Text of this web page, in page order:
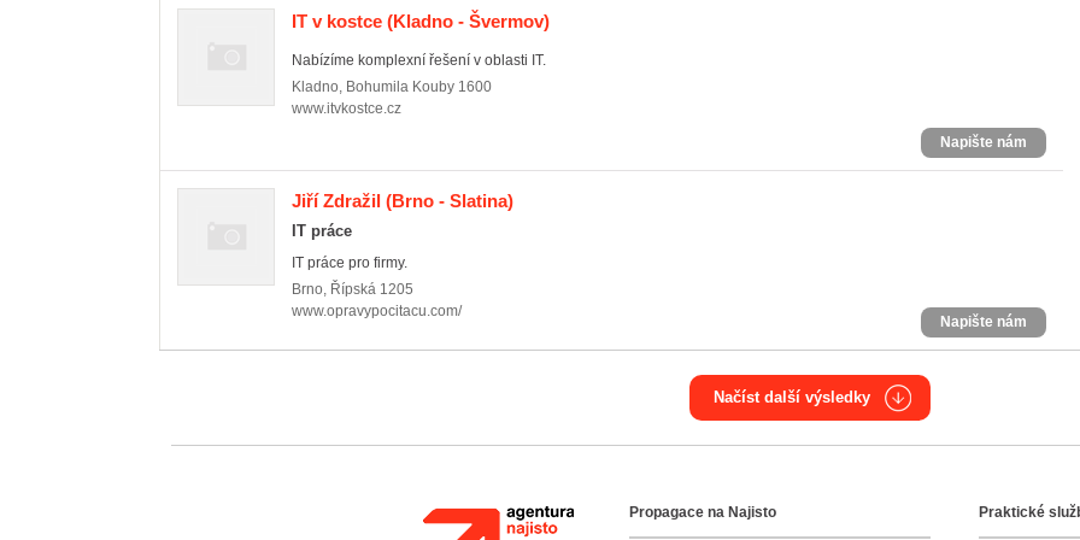
IT v kostce (Kladno - Švermov)
Nabízíme komplexní řešení v oblasti IT.
Kladno, Bohumila Kouby 1600
www.itvkostce.cz
Napište nám
Jiří Zdražil (Brno - Slatina)
IT práce
IT práce pro firmy.
Brno, Řípská 1205
www.opravypocitacu.com/
Napište nám
Načíst další výsledky
Agentura NajistoPropagace na Najisto Praktické